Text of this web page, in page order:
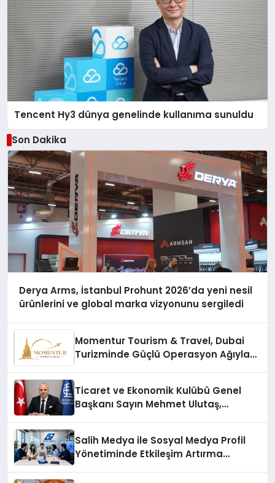
Tencent Hy3 dünya genelinde kullanıma sunuldu
Son Dakika
Derya Arms, İstanbul Prohunt 2026’da yeni nesil
ürünlerini ve global marka vizyonunu sergiledi
Momentur Tourism & Travel, Dubai
Turizminde Güçlü Operasyon Ağıyla
Ticaret ve Ekonomik Kulübü Genel
Başkanı Sayın Mehmet Ulutaş,
Salih Medya ile Sosyal Medya Profil
Yönetiminde Etkileşim Artırma